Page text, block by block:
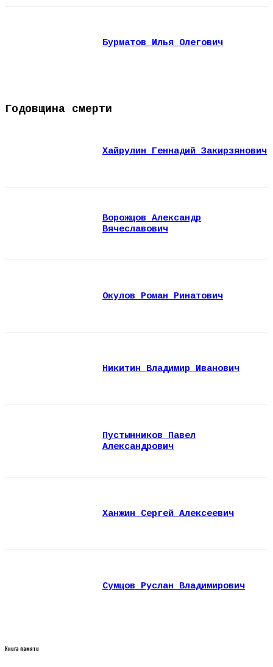
Бурматов Илья Олегович
Годовщина смерти
Хайрулин Геннадий Закирзянович
Ворожцов Александр
Вячеславович
Окулов Роман Ринатович
Никитин Владимир Иванович
Пустынников Павел
Александрович
Ханжин Сергей Алексеевич
Сумцов Руслан Владимирович
Книга памяти